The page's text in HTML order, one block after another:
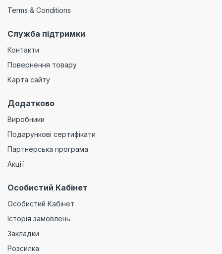
Terms & Conditions
Служба підтримки
Контакти
Повернення товару
Карта сайту
Додатково
Виробники
Подарункові сертифікати
Партнерська програма
Акції
Особистий Кабінет
Особистий Кабінет
Історія замовлень
Закладки
Розсилка